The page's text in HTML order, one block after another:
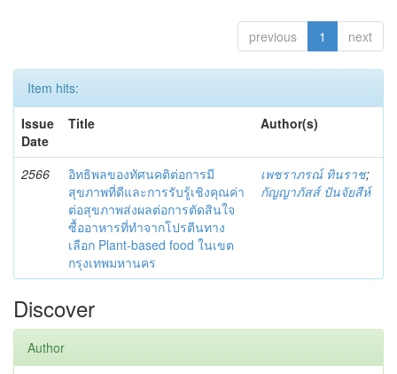
previous 1 next
Item hits:
Issue
Date
Title Author(s)
2566
อิทธิพลของทัศนคติต่อการมี
สุขภาพที่ดีและการรับรู้เชิงคุณค่า
ต่อสุขภาพส่งผลต่อการตัดสินใจ
ซื้ออาหารที่ทำจากโปรตีนทาง
เลือก Plant-based food ในเขต
กรุงเทพมหานคร
เพชราภรณ์ ทินราช;
กัญญาภัสส์ ปันจัยสีห์
Discover
Author